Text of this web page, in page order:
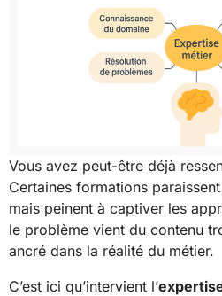
Vous avez peut-être déjà
Certaines formations
mais peinent à captiver les
le problème vient du contenu
ancré dans la réalité du métier.
C’est ici qu’intervient l’